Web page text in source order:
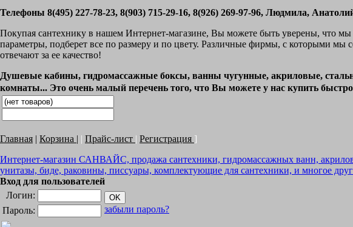
Телефоны 8(495) 227-78-23, 8(903) 715-29-16, 8(926) 269-97-96, Людмила,
Покупая сантехнику в нашем Интернет-магазине, Вы можете быть уверены, что
параметры, подберет все по размеру и по цвету. Различные фирмы, с которыми мы
отвечают за ее качество!
Душевые кабины, гидромассажные боксы, ванны чугунные, акриловые,
комнаты... Это очень малый перечень того, что Вы можете у нас купить
Главная | Корзина | | Прайс-лист | Регистрация ]
Интернет-магазин САНВАЙС, продажа сантехники, гидромассажных ванн,
унитазы, биде, раковины, писсуары, комплектующие для сантехники, и многое
Вход для пользователей
Логин:
Пароль:
забыли пароль?